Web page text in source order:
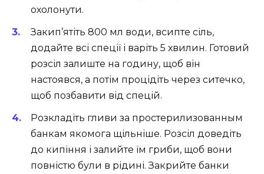
охолонути.
Закип’ятіть 800 мл води, всипте сіль,
додайте всі спеції і варіть 5 хвилин. Готовий
розсіл залиште на годину, щоб він
настоявся, а потім процідіть через ситечко,
щоб позбавити від спецій.
Розкладіть гливи за простерилизованным
банкам якомога щільніше. Розсіл доведіть
до кипіння і залийте їм гриби, щоб вони
повністю були в рідині. Закрийте банки